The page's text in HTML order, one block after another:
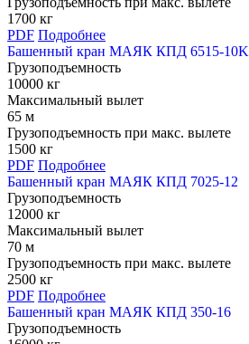
1700 кг
PDF Подробнее
Башенный кран МАЯК КПД 6515-10K
Грузоподъемность
10000 кг
Максимальный вылет
65 м
Грузоподъемность при макс. вылете
1500 кг
PDF Подробнее
Башенный кран МАЯК КПД 7025-12
Грузоподъемность
12000 кг
Максимальный вылет
70 м
Грузоподъемность при макс. вылете
2500 кг
PDF Подробнее
Башенный кран МАЯК КПД 350-16
Грузоподъемность